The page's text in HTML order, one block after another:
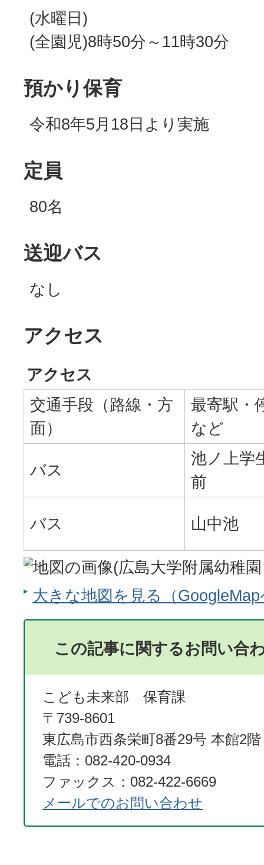
(水曜日)
(全園児)8時50分～11時30分
預かり保育
令和8年5月18日より実施
定員
80名
送迎バス
なし
アクセス
アクセス
交通手段（路線・方
面）
最寄駅・
など
バス
池ノ上学
前
バス 山中池
大きな地図を見る（
この記事に関するお問い合
こども未来部 保育課
〒739-8601
東広島市西条栄町8番29号 本館2階
電話：082-420-0934
ファックス：082-422-6669
メールでのお問い合わせ